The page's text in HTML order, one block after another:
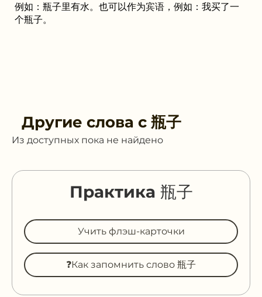
例如：瓶子里有水。也可以作为宾语，例如：我买了一
个瓶子。
Другие слова с 瓶子
Из доступных пока не найдено
Практика 瓶子
Учить флэш-карточки
❓Как запомнить слово 瓶子